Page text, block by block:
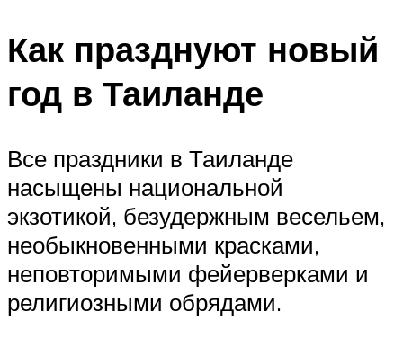
Как празднуют новый
год в Таиланде
Все праздники в Таиланде
насыщены национальной
экзотикой, безудержным весельем,
необыкновенными красками,
неповторимыми фейерверками и
религиозными обрядами.